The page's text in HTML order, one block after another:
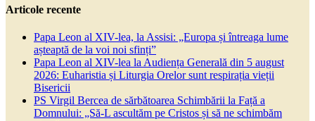
Articole recente
Papa Leon al XIV-lea, la Assisi: „Europa și întreaga lume
așteaptă de la voi noi sfinți”
Papa Leon al XIV-lea la Audiența Generală din 5 august
2026: Euharistia și Liturgia Orelor sunt respirația vieții
Bisericii
PS Virgil Bercea de sărbătoarea Schimbării la Față a
Domnului: „Să-L ascultăm pe Cristos și să ne schimbăm